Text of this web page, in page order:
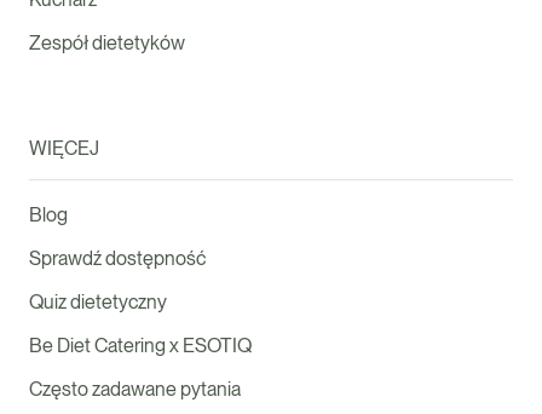
Zespół dietetyków
WIĘCEJ
Blog
Sprawdź dostępność
Quiz dietetyczny
Be Diet Catering x ESOTIQ
Często zadawane pytania